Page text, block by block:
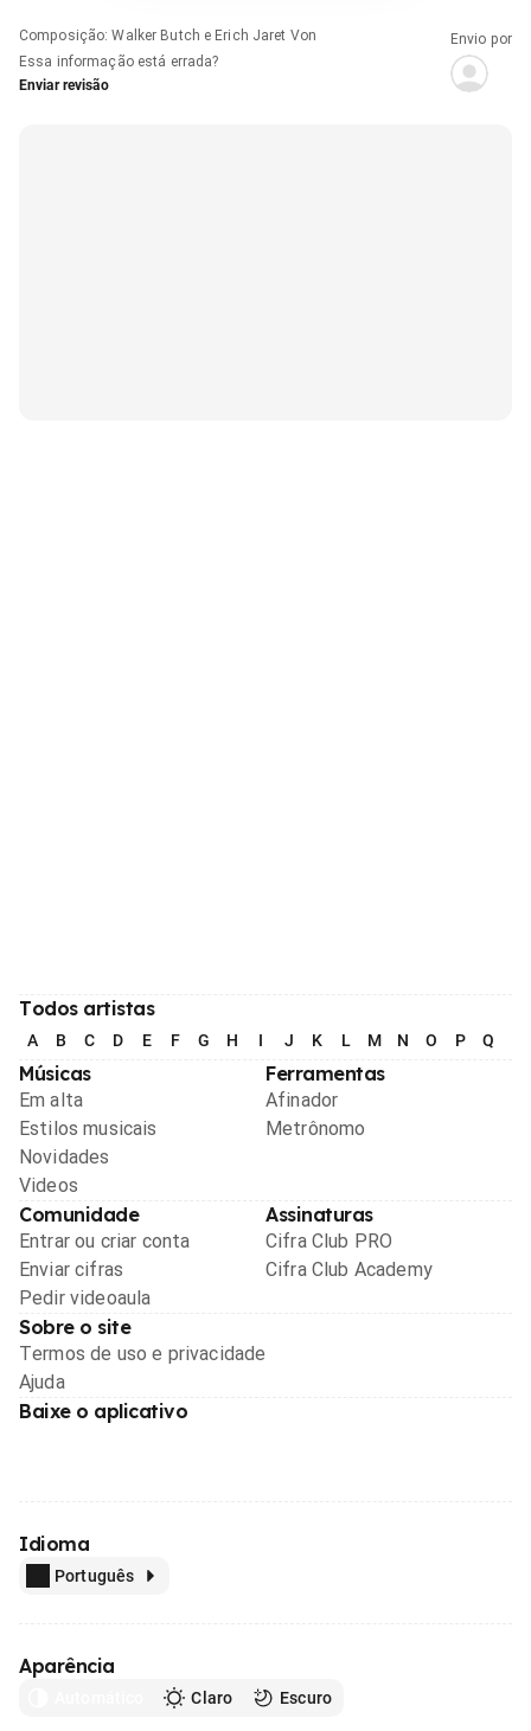
Composição:Walker Butch e Erich Jaret Von
Essa informação está errada?
Enviar revisão
Envio por
Todos artistas
A B C D E F G H I J K L M N O P Q
Músicas
Em alta
Estilos musicais
Novidades
Videos
Ferramentas
Afinador
Metrônomo
Comunidade
Entrar ou criar conta
Enviar cifras
Pedir videoaula
Assinaturas
Cifra Club PRO
Cifra Club Academy
Sobre o site
Termos de uso e privacidade
Ajuda
Baixe o aplicativo
Idioma
Português
Aparência
Claro Escuro